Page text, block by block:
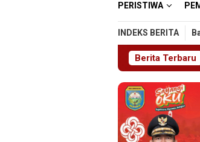
PERISTIWA
INDEKS BERITA
Berita Terbaru
1 Jember Gelar ABHINAYA 2026, Ajang